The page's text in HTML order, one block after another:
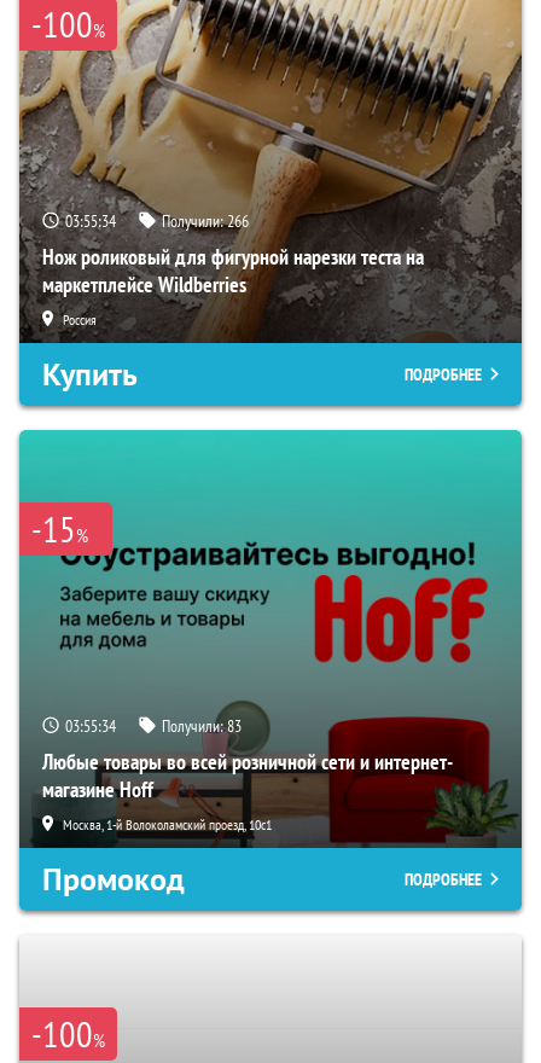
-100%
03:55:33 Получили:266
Нож роликовый для фигурной нарезки теста на
маркетплейсе Wildberries
Россия
Купить ПОДРОБНЕЕ
-15%
03:55:33 Получили:83
Любые товары во всей розничной сети и интернет-
магазине Hoff
Москва, 1-й Волоколамский проезд, 10с1
Промокод ПОДРОБНЕЕ
-100%